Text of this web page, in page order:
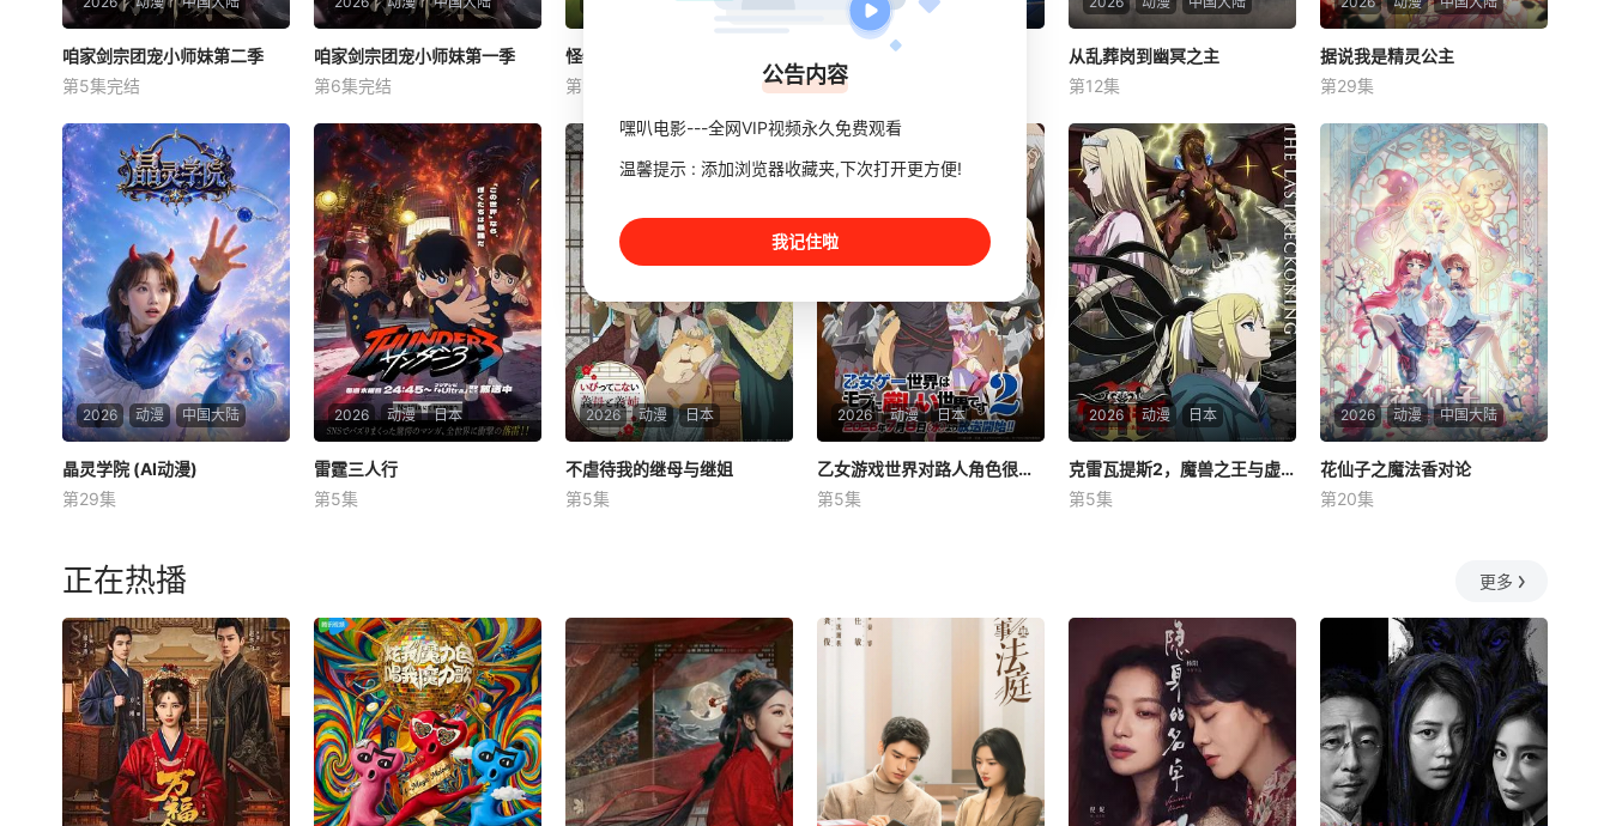
咱家剑宗团宠小师妹第二季
未知
半魔血统的扶颦远赴修仙界投
奔生母，却因表面五灵根资
质，被顶级宗门清云宗拒之门
外。走投无路之际，她被战力
顶尖却一穷二白的天剑宗收
留。宗门人人是绝世剑修，却
只能栖身山洞、粗茶淡饭。扶
颦身怀罕见混沌灵根，自
咱家剑宗团宠小师妹第二季
第5集完结
咱家剑宗团宠小师妹第一季
未知
暂无简介
咱家剑宗团宠小师妹第一季
第6集完结
​怪物大师之穿越时空的怪物​
在神秘的蓝星上，怪物大师是
界的荣耀职业。少年布布路为
学院参加怪物大师入学考试。
途中，他与赛琳娜、饺子、帝
奇相遇，四人携手，踏上充满
未知与挑战的奇幻冒
​怪物大师之穿越时空的怪物​
第15集
​是王者啊，第6季​
未知
稷下学院突发奇招，邀优秀毕
师”！周瑜、诸葛亮展开启“双
和在校生们，在与学长们的互
动中制造爆笑日常。当危机降
临，师生们放下身份联手应
​是王者啊，第6季​
第3集
从乱葬岗到幽冥之主
未知
小卒萧陌为爱和军功奋斗三
年，却被恋人柳莺儿与将军之
子赵昊联手背叛，残忍杀害后
抛尸乱葬岗。濒死之际，他唤
醒了上古魔刀“幽冥”，获得驱
使阴兵之力，化身“活阎罗”归
来复仇。他利用附身控魂之能
在军营制造恐慌，
从乱葬岗到幽冥之主
第12集
据说我是精灵公主
未知
该漫画讲述了一个普通大学生
穿越到异世界成为沦落民间的
小公主，面对偏执狠辣的父
亲、挑剔固执的大臣，任性妄
为的兄弟……历经重重险阻，
用智谋与强大的魔法消除误
解、歧视，打败大魔王，最终
收获所有人的宠爱，并
据说我是精灵公主
第29集
2026 动漫 中国大陆
晶灵学院 (AI动漫)
未知
在旧书阁密道打造代码晶灵学
院，仅心怀纯粹的孩子能进入
晶能看见水灵码，半年前觉醒
能力的姐姐失踪，只留下手环
和“暗码会抓小精灵”的线索。
某天晶晶收到录
晶灵学院 (AI动漫)
第29集
2026 动漫 日本
雷霆三人行
的中学生平太郎和两个好友燕
和广志展开，三人被称为“小
不点三人组”。平太郎开朗活
泼的妹妹双叶突然失踪，彻底
改变了他们的生活。
雷霆三人行
第5集
2026 动漫 日本
不虐待我的继母与继姐
了，美冶被鸿藏家族的本家收
养。 在那里等待她的，是
继母照子，以及两位继姐茉莉
香和有纱。
不虐待我的继母与继姐
第5集
2026 动漫 日本
乙女游戏世界对路人角色很不友好 第二季
行女尊男卑，他手中仅剩的依
仗，就是前世被妹妹逼着通关
这款游戏积攒下来的游戏情
报。里昂靠着这份攻略知识，
想方设法在这个不讲
乙女游戏世界对路人角色很不友好 第二季
第5集
2026 动漫 日本
克雷瓦提斯2，魔兽之王与虚伪的勇者传承
琳在内的三国会谈中，众人争
执的焦点，是多雷尔打造的
“秘密密室”。 围绕这间密
室的下落，各国使者络绎不绝
地前往博雷托
克雷瓦提斯2，魔兽之王与虚伪的勇者传承
第5集
2026 动漫 中国大陆
花仙子之魔法香对论
未知
师的学徒露米在归家途中遭遇
星使者的黑猫的指引下，唤醒
了祖先留下的古董花钥匙的力
量，并变身成为花仙子。 由于
七色花被黑暗魔
花仙子之魔法香对论
第20集
正在热播 更多
公告内容
嘿叭电影---全网VIP视频永久免费观看
温馨提示 : 添加浏览器收藏夹,下次打开更方便!
我记住啦